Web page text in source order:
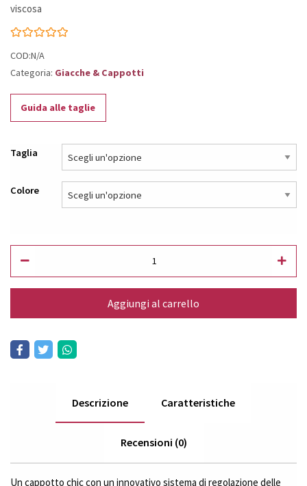
viscosa
COD:N/A
Categoria: Giacche & Cappotti
Guida alle taglie
Taglia
Colore
Aggiungi al carrello
Descrizione Caratteristiche
Recensioni (0)
Un cappotto chic con un innovativo sistema di regolazione delle